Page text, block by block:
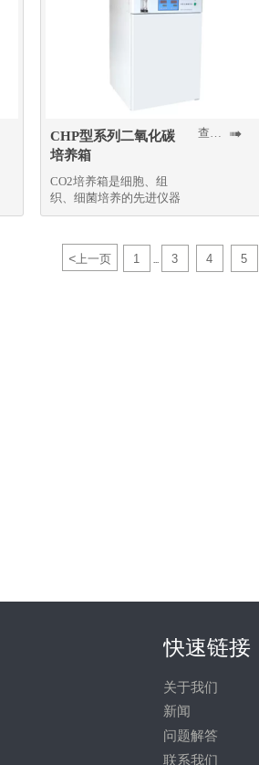
CHP型系列二氧化碳
培养箱
CO2培养箱是细胞、组
织、细菌培养的先进仪器
查看更多 
<上一页 1 3 4 5
快速链接
关于我们
新闻
问题解答
联系我们